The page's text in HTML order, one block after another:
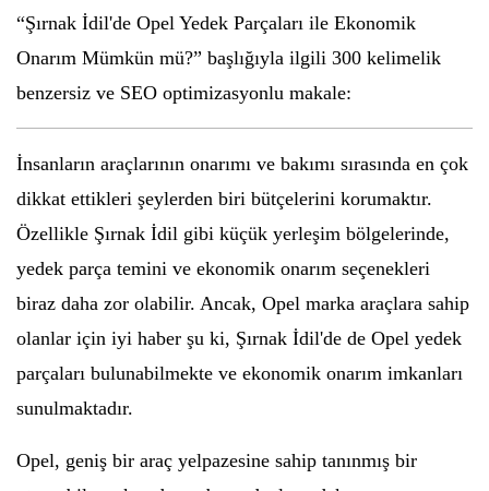
“Şırnak İdil'de Opel Yedek Parçaları ile Ekonomik
Onarım Mümkün mü?” başlığıyla ilgili 300 kelimelik
benzersiz ve SEO optimizasyonlu makale:
İnsanların araçlarının onarımı ve bakımı sırasında en çok
dikkat ettikleri şeylerden biri bütçelerini korumaktır.
Özellikle Şırnak İdil gibi küçük yerleşim bölgelerinde,
yedek parça temini ve ekonomik onarım seçenekleri
biraz daha zor olabilir. Ancak, Opel marka araçlara sahip
olanlar için iyi haber şu ki, Şırnak İdil'de de Opel yedek
parçaları bulunabilmekte ve ekonomik onarım imkanları
sunulmaktadır.
Opel, geniş bir araç yelpazesine sahip tanınmış bir